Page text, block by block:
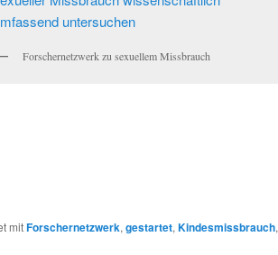
Forschernetzwerk zu sexuellem Missbrauch
mitForschernetzwerk, gestartet, Kindesmissbrauch,